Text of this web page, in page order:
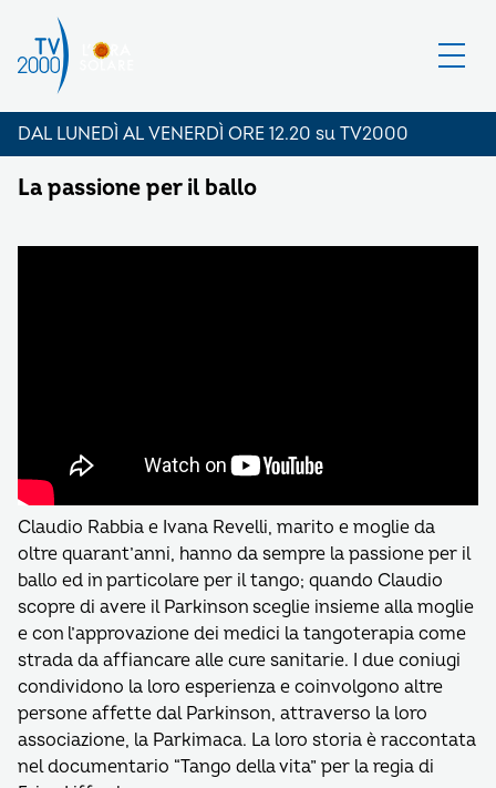
DAL LUNEDÌ AL VENERDÌ ORE 12.20 su TV2000
La passione per il ballo
Claudio Rabbia e Ivana Revelli, marito e moglie da
oltre quarant’anni, hanno da sempre la passione per il
ballo ed in particolare per il tango; quando Claudio
scopre di avere il Parkinson sceglie insieme alla moglie
e con l’approvazione dei medici la tangoterapia come
strada da affiancare alle cure sanitarie. I due coniugi
condividono la loro esperienza e coinvolgono altre
persone affette dal Parkinson, attraverso la loro
associazione, la Parkimaca. La loro storia è raccontata
nel documentario “Tango della vita” per la regia di